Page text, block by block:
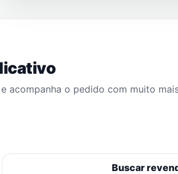
acompanha o pedido com muito
Buscar